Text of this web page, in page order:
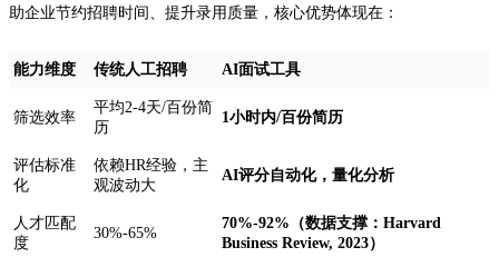
助企业节约招聘时间、提升录用质量，核心优势体现在：
能力维度 传统人工招聘 AI面试工具
筛选效率
平均2-4天/百份简
历
1小时内/百份简历
评估标准
化
依赖HR经验，主
观波动大
AI评分自动化，量化分析
人才匹配
度
30%-65%
70%-92%（数据支撑：Harvard
Business Review, 2023）